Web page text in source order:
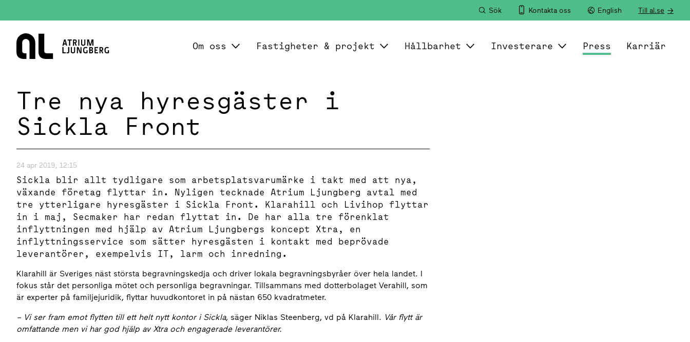
Sök Kontakta oss English Till al.se
Hem
Om oss Fastigheter & projekt Hållbarhet Investerare Press Karriär
Tre nya hyresgäster i
Sickla Front
24 apr 2019, 12:15
Sickla blir allt tydligare som arbetsplatsvarumärke i takt med att nya,
växande företag flyttar in. Nyligen tecknade Atrium Ljungberg avtal med
tre ytterligare hyresgäster i Sickla Front. Klarahill och Livihop flyttar
in i maj, Secmaker har redan flyttat in. De har alla tre förenklat
inflyttningen med hjälp av Atrium Ljungbergs koncept Xtra, en
inflyttningsservice som sätter hyresgästen i kontakt med beprövade
leverantörer, exempelvis IT, larm och inredning.
Klarahill är Sveriges näst största begravningskedja och driver lokala begravningsbyråer över hela landet. I
fokus står det personliga mötet och personliga begravningar. Tillsammans med dotterbolaget Verahill, som
är experter på familjejuridik, flyttar huvudkontoret in på nästan 650 kvadratmeter.
– Vi ser fram emot flytten till ett helt nytt kontor i Sickla, säger Niklas Steenberg, vd på Klarahill. Vår flytt är
omfattande men vi har god hjälp av Xtra och engagerade leverantörer.